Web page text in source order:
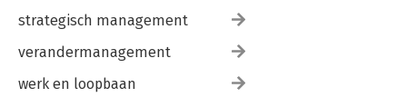
strategisch management
verandermanagement
werk en loopbaan